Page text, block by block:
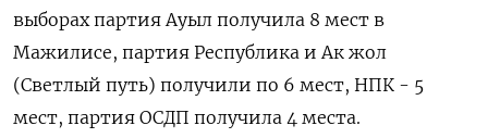
выборах партия Ауыл получила 8 мест в
Мажилисе, партия Республика и Ак жол
(Светлый путь) получили по 6 мест, НПК - 5
мест, партия ОСДП получила 4 места.